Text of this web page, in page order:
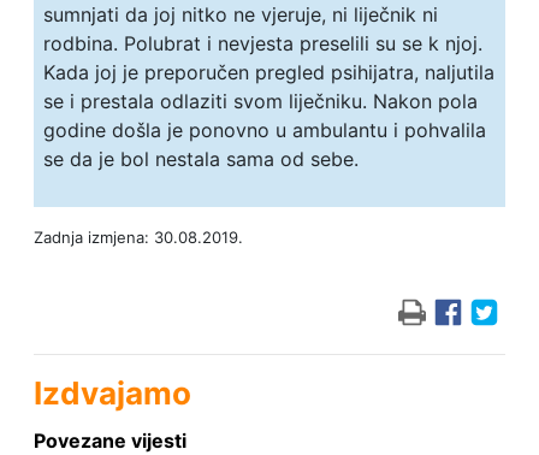
sumnjati da joj nitko ne vjeruje, ni liječnik ni
rodbina. Polubrat i nevjesta preselili su se k njoj.
Kada joj je preporučen pregled psihijatra, naljutila
se i prestala odlaziti svom liječniku. Nakon pola
godine došla je ponovno u ambulantu i pohvalila
se da je bol nestala sama od sebe.
Zadnja izmjena: 30.08.2019.
Izdvajamo
Povezane vijesti